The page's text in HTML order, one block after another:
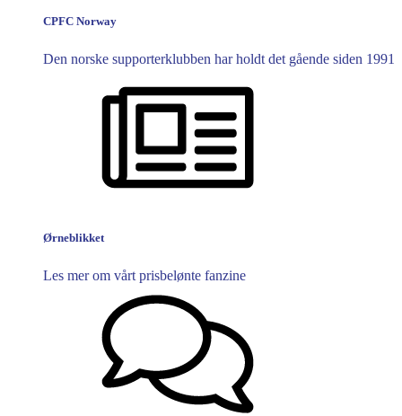
CPFC Norway
Den norske supporterklubben har holdt det gående siden 1991
Ørneblikket
Les mer om vårt prisbelønte fanzine